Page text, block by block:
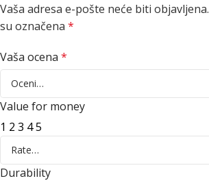
Vaša adresa e-pošte neće biti objavljena.
su označena *
Vaša ocena *
Value for money
1 2 3 45
Durability